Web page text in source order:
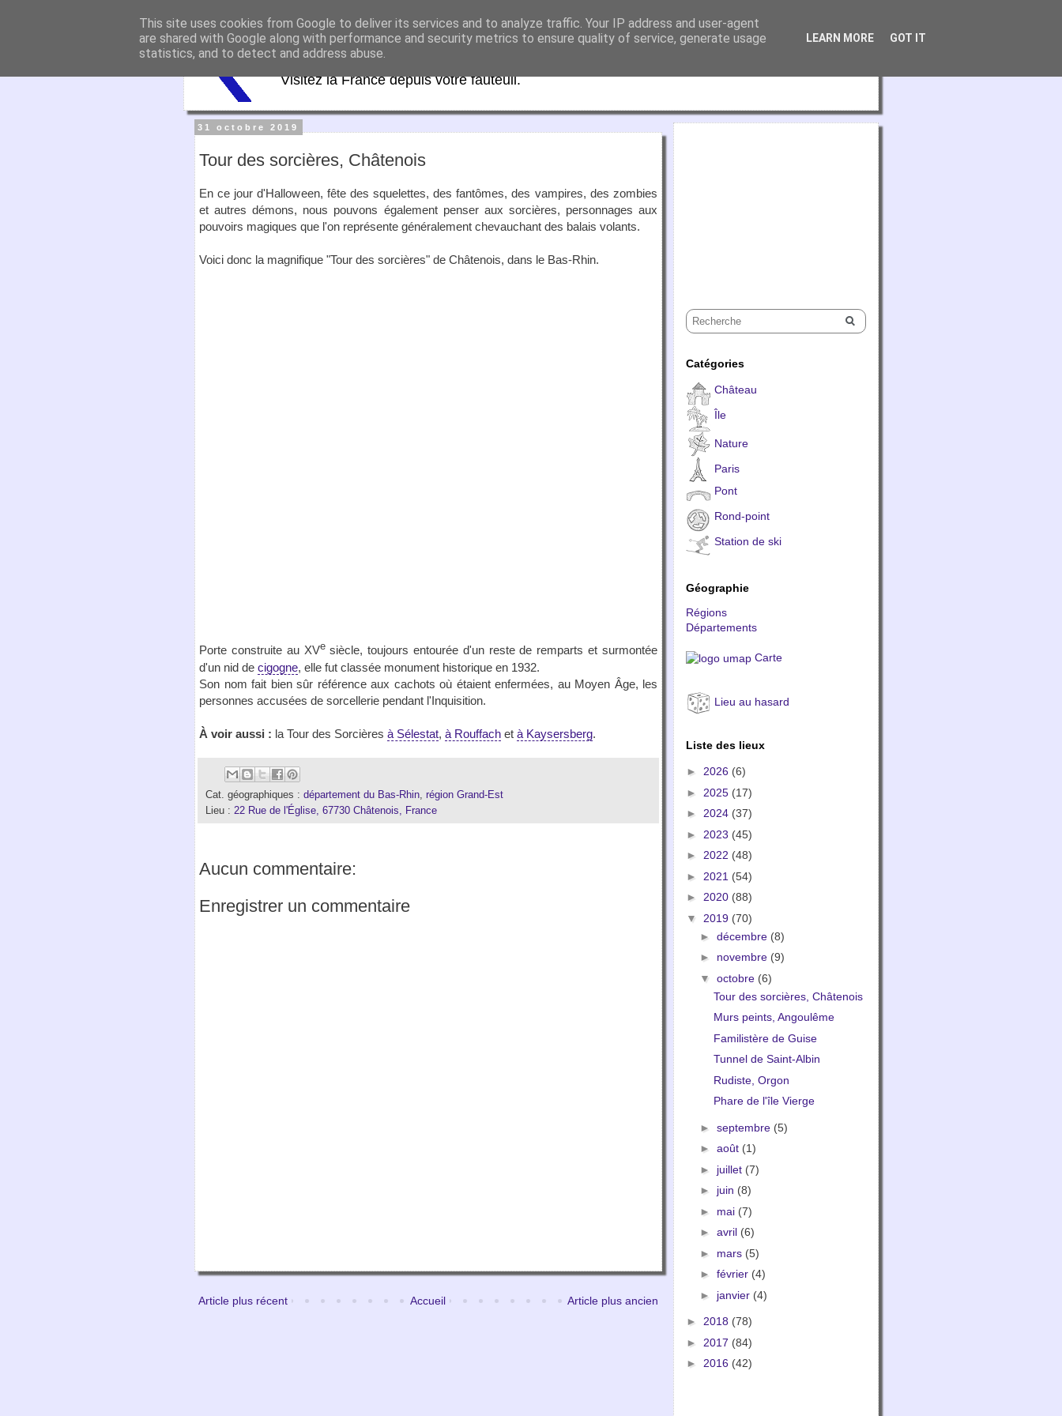
VirtuaFrance
Visitez la France depuis votre fauteuil.
31 octobre 2019
Tour des sorcières, Châtenois
En ce jour d'Halloween, fête des squelettes, des fantômes, des vampires, des zombies
et autres démons, nous pouvons également penser aux sorcières, personnages aux
pouvoirs magiques que l'on représente généralement chevauchant des balais volants.
Voici donc la magnifique "Tour des sorcières" de Châtenois, dans le Bas-Rhin.
Porte construite au XVesiècle, toujours entourée d'un reste de remparts et surmontée
d'un nid de cigogne, elle fut classée monument historique en 1932.
Son nom fait bien sûr référence aux cachots où étaient enfermées, au Moyen Âge, les
personnes accusées de sorcellerie pendant l'Inquisition.
À voir aussi : la Tour des Sorcières à Sélestat, à Rouffach et à Kaysersberg.
Cat. géographiques : département du Bas-Rhin, région Grand-Est
Lieu : 22 Rue de l'Église, 67730 Châtenois, France
Aucun commentaire:
Enregistrer un commentaire
Article plus récent Article plus ancien
Accueil
Catégories
Château
Île
Nature
Paris
Pont
Rond-point
Station de ski
Géographie
Régions
Départements
Carte
Lieu au hasard
Liste des lieux
► 2026 (6)
► 2025 (17)
► 2024 (37)
► 2023 (45)
► 2022 (48)
► 2021 (54)
► 2020 (88)
▼ 2019 (70)
► décembre (8)
► novembre (9)
▼ octobre (6)
Tour des sorcières, Châtenois
Murs peints, Angoulême
Familistère de Guise
Tunnel de Saint-Albin
Rudiste, Orgon
Phare de l'île Vierge
► septembre (5)
► août (1)
► juillet (7)
► juin (8)
► mai (7)
► avril (6)
► mars (5)
► février (4)
► janvier (4)
► 2018 (78)
► 2017 (84)
► 2016 (42)
This site uses cookies from Google to deliver its services and to analyze traffic. Your IP address and user-agent
are shared with Google along with performance and security metrics to ensure quality of service, generate usage
statistics, and to detect and address abuse.
LEARN MORE GOT IT